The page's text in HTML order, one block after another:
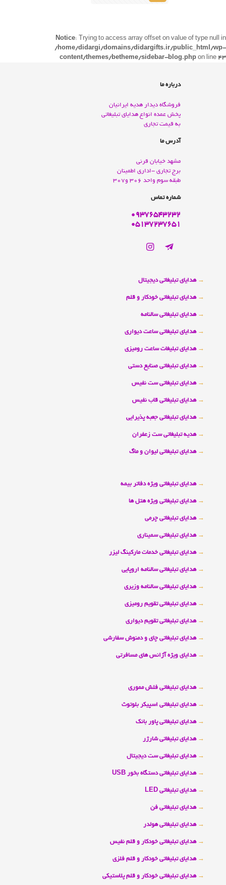
Notice: Trying to access array offset on value of type null in
/home/didargi/domains/didargifts.ir/public_html/wp-
content/themes/betheme/sidebar-blog.php on line 43
درباره ما
فروشگاه دیدار هدیه ایرانیان
پخش عمده انواع هدايای تبليغاتی
به قيمت تجاری
آدرس ما
مشهد خيابان قرنی
برج تجاری -اداری اطمينان
طبقه سوم واحد 306 و307
شماره تماس
09376543232
05137237651
→ هدایای تبلیغاتی دیجیتال
→ هدایای تبلیغاتی خودکار و قلم
→ هدایای تبلیغاتی سالنامه
→ هدایای تبلیغاتی ساعت دیواری
→ هدایای تبلیغات ساعت رومیزی
→ هدایای تبلیغاتی صنایع دستی
→ هدایای تبلیغاتی ست نفیس
→ هدایای تبلیغاتی قاب نفیس
→ هدایای تبلیغاتی جعبه پذیرایی
→ هدیه تبلیغاتی ست زعفران
→ هدایای تبلیغاتی لیوان و ماگ
→ هدایای تبلیغاتی ویژه دفاتر بیمه
→ هدایای تبلیغاتی ویژه هتل ها
→ هدایای تبلیغاتی چرمی
→ هدایای تبلیغاتی سمیناری
→ هدایای تبلیغاتی خدمات مارکینگ لیزر
→ هدایای تبلیغاتی سالنامه اروپایی
→ هدایای تبلیغاتی سالنامه وزیری
→ هدایای تبلیغاتی تقویم رومیزی
→ هدایای تبلیغاتی تقویم دیواری
→ هدایای تبلیغاتی چای و دمنوش سفارشی
→ هدایای ویژه آژانس های مسافرتی
→ هدایای تبلیغاتی فلش مموری
→ هدایای تبلیغاتی اسپیکر بلوتوث
→ هدایای تبلیغاتی پاور بانک
→ هدایای تبلیغاتی شارژر
→ هدایای تبلیغاتی ست دیجیتال
→ هدایای تبلیغاتی دستگاه بخور USB
→ هدایای تبلیغاتی LED
→ هدایای تبلیغاتی فن
→ هدایای تبلیغاتی هولدر
→ هدایای تبلیغاتی خودکار و قلم نفیس
→ هدایای تبلیغاتی خودکار و قلم فلزی
→ هدایای تبلیغاتی خودکار و قلم پلاستیکی